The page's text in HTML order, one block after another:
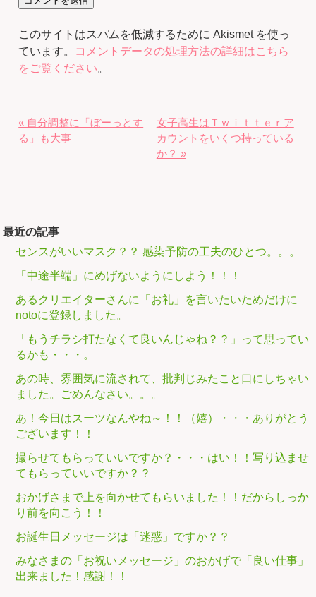
このサイトはスパムを低減するために Akismet を使っ
ています。
コメントデータの処理方法の詳細はこちら
をご覧ください。
« 自分調整に「ぼーっとす
る」も大事
女子高生はＴｗｉｔｔｅｒア
カウントをいくつ持っている
か？ »
最近の記事
センスがいいマスク？？ 感染予防の工夫のひとつ。。。
「中途半端」にめげないようにしよう！！！
あるクリエイターさんに「お礼」を言いたいためだけに
notoに登録しました。
「もうチラシ打たなくて良いんじゃね？？」って思ってい
るかも・・・。
あの時、雰囲気に流されて、批判じみたこと口にしちゃい
ました。ごめんなさい。。。
あ！今日はスーツなんやね～！！（嬉）・・・ありがとう
ございます！！
撮らせてもらっていいですか？・・・はい！！写り込ませ
てもらっていいですか？？
おかげさまで上を向かせてもらいました！！だからしっか
り前を向こう！！
お誕生日メッセージは「迷惑」ですか？？
みなさまの「お祝いメッセージ」のおかげで「良い仕事」
出来ました！感謝！！